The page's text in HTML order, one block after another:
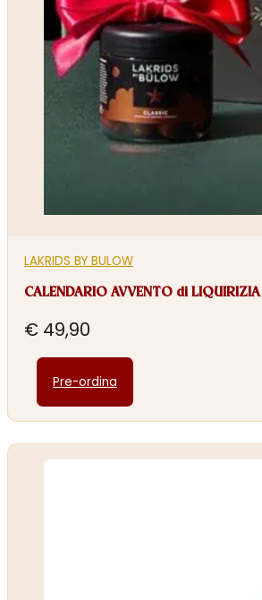
LAKRIDS BY BULOW
CALENDARIO AVVENTO di LIQUIRIZIA
€ 49,90
Pre-ordina